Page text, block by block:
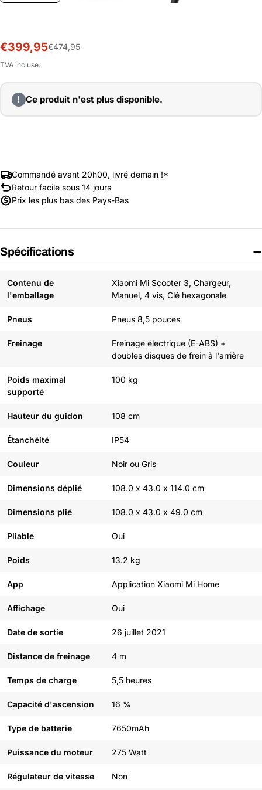
Prix
soldé
€399,95
Prix
habituel
€474,95
TVA incluse.
! Ce produit n'est plus disponible.
Commandé avant 20h00, livré demain !*
Retour facile sous 14 jours
Prix les plus bas des Pays-Bas
Spécifications
Contenu de
l'emballage
Xiaomi Mi Scooter 3, Chargeur,
Manuel, 4 vis, Clé hexagonale
Pneus Pneus 8,5 pouces
Freinage
Freinage électrique (E-ABS) +
doubles disques de frein à l'arrière
Poids maximal
supporté
100 kg
Hauteur du guidon 108 cm
Étanchéité IP54
Couleur Noir ou Gris
Dimensions déplié 108.0 x 43.0 x 114.0 cm
Dimensions plié 108.0 x 43.0 x 49.0 cm
Pliable Oui
Poids 13.2 kg
App Application Xiaomi Mi Home
Affichage Oui
Date de sortie 26 juillet 2021
Distance de freinage 4 m
Temps de charge 5,5 heures
Capacité d'ascension 16 %
Type de batterie 7650mAh
Puissance du moteur 275 Watt
Régulateur de vitesse Non